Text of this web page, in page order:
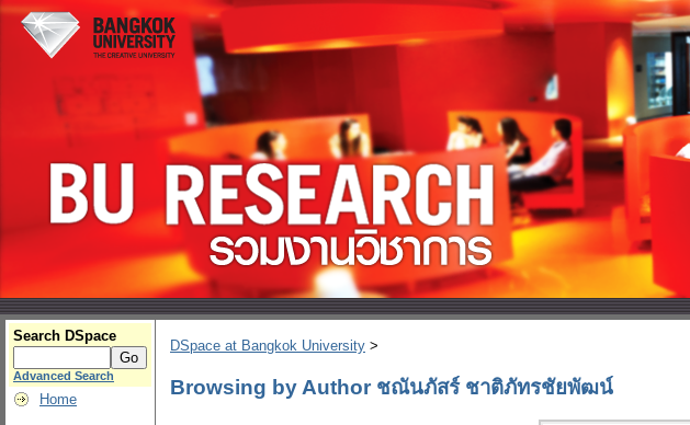
Search DSpace
Advanced Search
Home
DSpace at Bangkok University >
Browsing by Author ชณันภัสร์ ชาติภัทรชัยพัฒน์